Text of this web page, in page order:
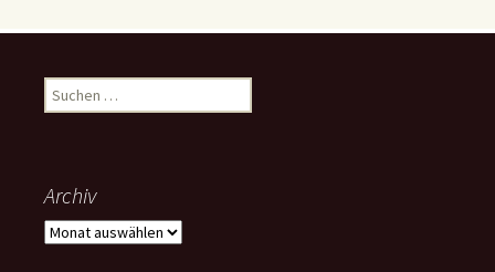
Suchen
nach:
Archiv
Archiv